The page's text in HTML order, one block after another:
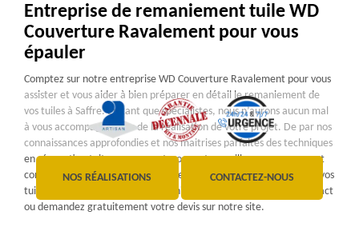
NOS RÉALISATIONS CONTACTEZ-NOUS
Entreprise de remaniement tuile WD
Couverture Ravalement pour vous
épauler
Comptez sur notre entreprise WD Couverture Ravalement pour vous
assister et vous aider à bien préparer en détail le remaniement de
vos tuiles à Saffre. En tant que spécialistes, nous n’aurons aucun mal
à vous accompagner lors de la réalisation de votre projet. De par nos
connaissances approfondies et nos maitrises parfaites des techniques
en rénovation toiture, nous resterons votre meilleur compagnon et
conseiller indispensable. Avec notre enseigne, le remaniement de vos
tuiles à Saffre 44390 sera bien planifié et bien réalisé. Prenez contact
ou demandez gratuitement votre devis sur notre site.